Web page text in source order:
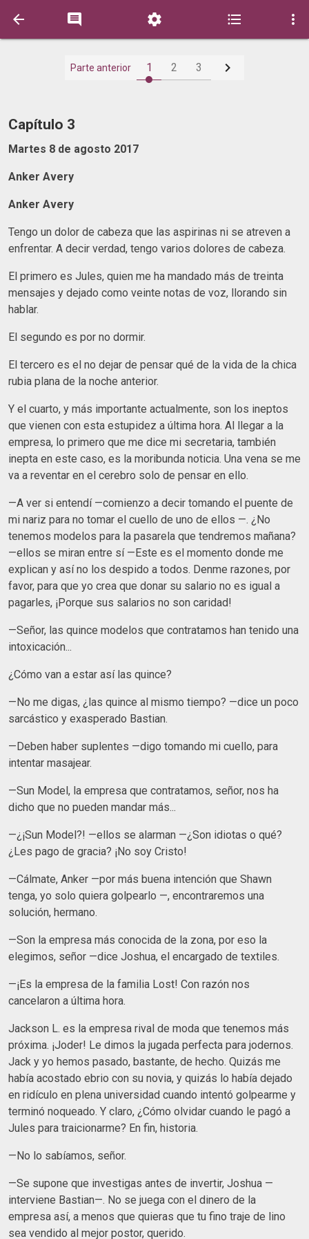
    
Parte anterior 1 2 3 
Capítulo 3
Martes 8 de agosto 2017
Anker Avery
Anker Avery
Tengo un dolor de cabeza que las aspirinas ni se atreven a
enfrentar. A decir verdad, tengo varios dolores de cabeza.
El primero es Jules, quien me ha mandado más de treinta
mensajes y dejado como veinte notas de voz, llorando sin
hablar.
El segundo es por no dormir.
El tercero es el no dejar de pensar qué de la vida de la chica
rubia plana de la noche anterior.
Y el cuarto, y más importante actualmente, son los ineptos
que vienen con esta estupidez a última hora. Al llegar a la
empresa, lo primero que me dice mi secretaria, también
inepta en este caso, es la moribunda noticia. Una vena se me
va a reventar en el cerebro solo de pensar en ello.
—A ver si entendí —comienzo a decir tomando el puente de
mi nariz para no tomar el cuello de uno de ellos —. ¿No
tenemos modelos para la pasarela que tendremos mañana?
—ellos se miran entre sí —Este es el momento donde me
explican y así no los despido a todos. Denme razones, por
favor, para que yo crea que donar su salario no es igual a
pagarles, ¡Porque sus salarios no son caridad!
—Señor, las quince modelos que contratamos han tenido una
intoxicación...
¿Cómo van a estar así las quince?
—No me digas, ¿las quince al mismo tiempo? —dice un poco
sarcástico y exasperado Bastian.
—Deben haber suplentes —digo tomando mi cuello, para
intentar masajear.
—Sun Model, la empresa que contratamos, señor, nos ha
dicho que no pueden mandar más...
—¿¡Sun Model?! —ellos se alarman —¿Son idiotas o qué?
¿Les pago de gracia? ¡No soy Cristo!
—Cálmate, Anker —por más buena intención que Shawn
tenga, yo solo quiera golpearlo —, encontraremos una
solución, hermano.
—Son la empresa más conocida de la zona, por eso la
elegimos, señor —dice Joshua, el encargado de textiles.
—¡Es la empresa de la familia Lost! Con razón nos
cancelaron a última hora.
Jackson L. es la empresa rival de moda que tenemos más
próxima. ¡Joder! Le dimos la jugada perfecta para jodernos.
Jack y yo hemos pasado, bastante, de hecho. Quizás me
había acostado ebrio con su novia, y quizás lo había dejado
en ridículo en plena universidad cuando intentó golpearme y
terminó noqueado. Y claro, ¿Cómo olvidar cuando le pagó a
Jules para traicionarme? En fin, historia.
—No lo sabíamos, señor.
—Se supone que investigas antes de invertir, Joshua —
interviene Bastian—. No se juega con el dinero de la
empresa así, a menos que quieras que tu fino traje de lino
sea vendido al mejor postor, querido.